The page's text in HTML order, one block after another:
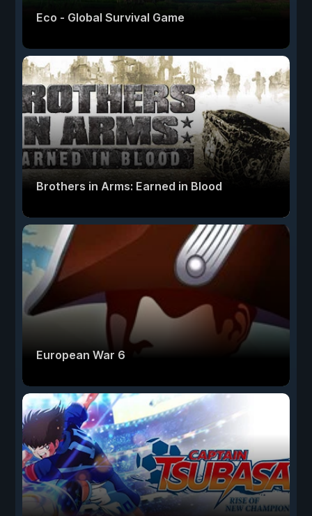
Eco - Global Survival Game
Brothers in Arms: Earned in Blood
European War 6